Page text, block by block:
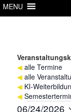
MENU
◀ alle Termine
◀ alle
◀ KI-
◀
06/24/2026